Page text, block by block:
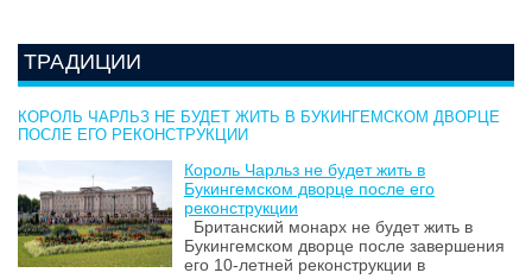
ТРАДИЦИИ
КОРОЛЬ ЧАРЛЬЗ НЕ БУДЕТ ЖИТЬ В БУКИНГЕМСКОМ ДВОРЦЕ
ПОСЛЕ ЕГО РЕКОНСТРУКЦИИ
Король Чарльз не будет жить в
Букингемском дворце после его
реконструкции
Британский монарх не будет жить в
Букингемском дворце после завершения
его 10-летней реконструкции в